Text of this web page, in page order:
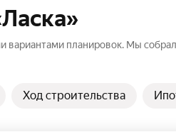
вариантами планировок. Мы
Ход строительства